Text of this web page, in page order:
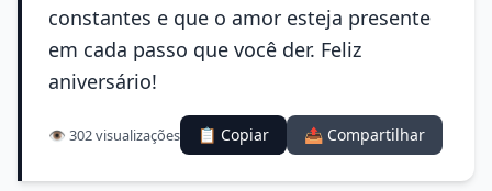
constantes e que o amor esteja presente
em cada passo que você der. Feliz
aniversário!
👁️ 302 visualizações 📋 Copiar 📤 Compartilhar